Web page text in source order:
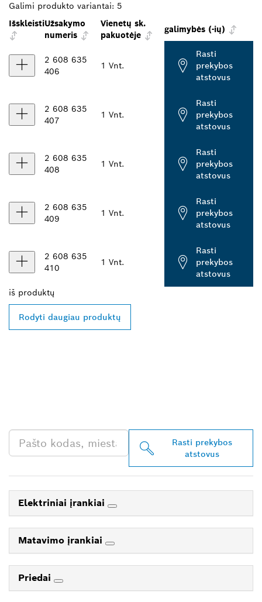
Galimi produkto variantai: 5
IšskleistiUžsakymo
numeris
Vienetų sk.
pakuotėje
galimybės (-ių)
2 608 635
406
1 Vnt.
Rasti
prekybos
atstovus
2 608 635
407
1 Vnt.
Rasti
prekybos
atstovus
2 608 635
408
1 Vnt.
Rasti
prekybos
atstovus
2 608 635
409
1 Vnt.
Rasti
prekybos
atstovus
2 608 635
410
1 Vnt.
Rasti
prekybos
atstovus
iš produktų
Rodyti daugiau produktų
Rasti prekybos
atstovus
Elektriniai įrankiai
Matavimo įrankiai
Priedai